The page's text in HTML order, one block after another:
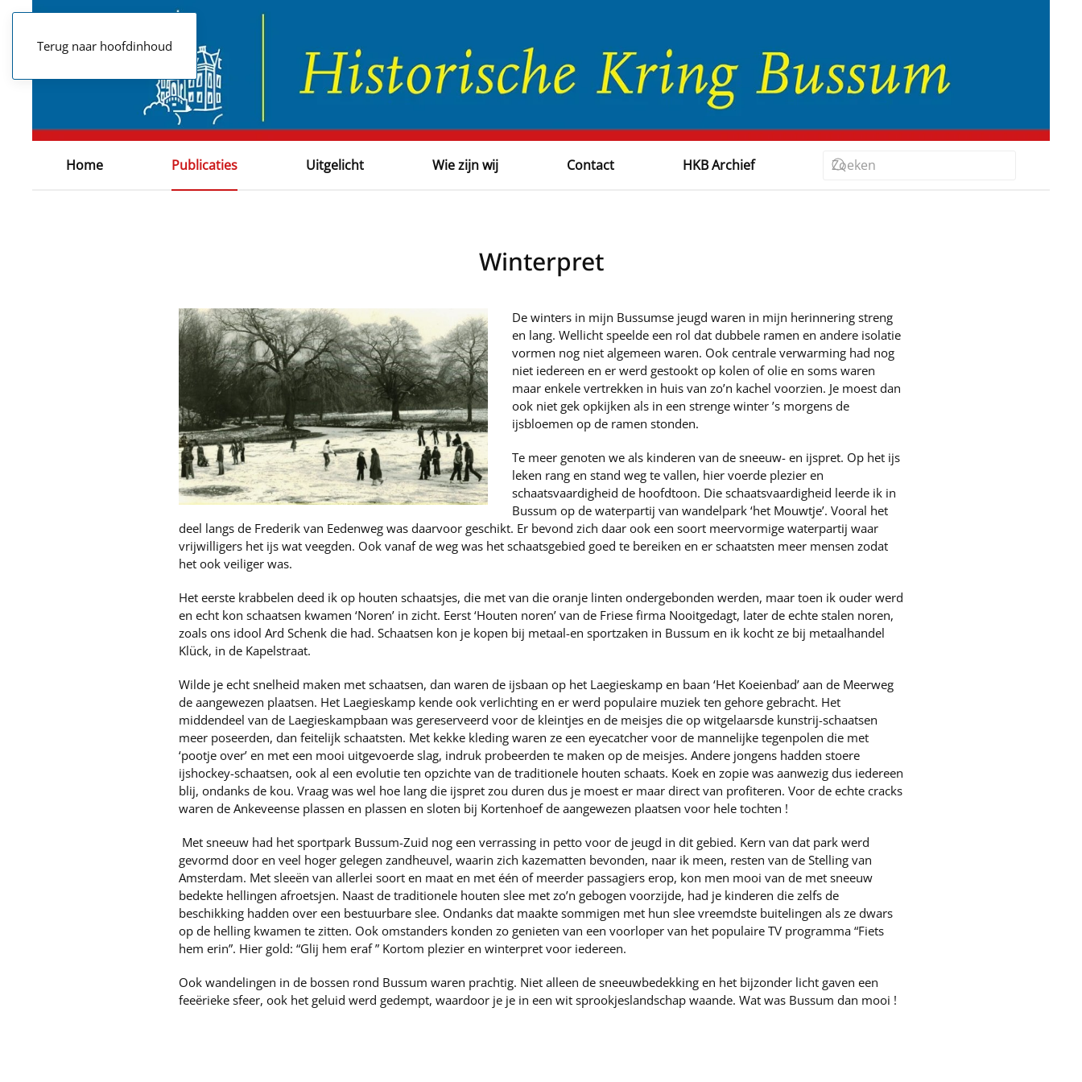
Terug naar hoofdinhoud
Home Publicaties Uitgelicht Wie zijn wij Contact HKB Archief
Winterpret
De winters in mijn Bussumse jeugd waren in mijn herinnering streng
en lang. Wellicht speelde een rol dat dubbele ramen en andere isolatie
vormen nog niet algemeen waren. Ook centrale verwarming had nog
niet iedereen en er werd gestookt op kolen of olie en soms waren
maar enkele vertrekken in huis van zo’n kachel voorzien. Je moest dan
ook niet gek opkijken als in een strenge winter ’s morgens de
ijsbloemen op de ramen stonden.
Te meer genoten we als kinderen van de sneeuw- en ijspret. Op het ijs
leken rang en stand weg te vallen, hier voerde plezier en
schaatsvaardigheid de hoofdtoon. Die schaatsvaardigheid leerde ik in
Bussum op de waterpartij van wandelpark ‘het Mouwtje’. Vooral het
deel langs de Frederik van Eedenweg was daarvoor geschikt. Er bevond zich daar ook een soort meervormige waterpartij waar
vrijwilligers het ijs wat veegden. Ook vanaf de weg was het schaatsgebied goed te bereiken en er schaatsten meer mensen zodat
het ook veiliger was.
Het eerste krabbelen deed ik op houten schaatsjes, die met van die oranje linten ondergebonden werden, maar toen ik ouder werd
en echt kon schaatsen kwamen ‘Noren’ in zicht. Eerst ‘Houten noren’ van de Friese firma Nooitgedagt, later de echte stalen noren,
zoals ons idool Ard Schenk die had. Schaatsen kon je kopen bij metaal-en sportzaken in Bussum en ik kocht ze bij metaalhandel
Klück, in de Kapelstraat.
Wilde je echt snelheid maken met schaatsen, dan waren de ijsbaan op het Laegieskamp en baan ‘Het Koeienbad’ aan de Meerweg
de aangewezen plaatsen. Het Laegieskamp kende ook verlichting en er werd populaire muziek ten gehore gebracht. Het
middendeel van de Laegieskampbaan was gereserveerd voor de kleintjes en de meisjes die op witgelaarsde kunstrij-schaatsen
meer poseerden, dan feitelijk schaatsten. Met kekke kleding waren ze een eyecatcher voor de mannelijke tegenpolen die met
‘pootje over’ en met een mooi uitgevoerde slag, indruk probeerden te maken op de meisjes. Andere jongens hadden stoere
ijshockey-schaatsen, ook al een evolutie ten opzichte van de traditionele houten schaats. Koek en zopie was aanwezig dus iedereen
blij, ondanks de kou. Vraag was wel hoe lang die ijspret zou duren dus je moest er maar direct van profiteren. Voor de echte cracks
waren de Ankeveense plassen en plassen en sloten bij Kortenhoef de aangewezen plaatsen voor hele tochten !
Met sneeuw had het sportpark Bussum-Zuid nog een verrassing in petto voor de jeugd in dit gebied. Kern van dat park werd
gevormd door en veel hoger gelegen zandheuvel, waarin zich kazematten bevonden, naar ik meen, resten van de Stelling van
Amsterdam. Met sleeën van allerlei soort en maat en met één of meerder passagiers erop, kon men mooi van de met sneeuw
bedekte hellingen afroetsjen. Naast de traditionele houten slee met zo’n gebogen voorzijde, had je kinderen die zelfs de
beschikking hadden over een bestuurbare slee. Ondanks dat maakte sommigen met hun slee vreemdste buitelingen als ze dwars
op de helling kwamen te zitten. Ook omstanders konden zo genieten van een voorloper van het populaire TV programma “Fiets
hem erin”. Hier gold: “Glij hem eraf ” Kortom plezier en winterpret voor iedereen.
Ook wandelingen in de bossen rond Bussum waren prachtig. Niet alleen de sneeuwbedekking en het bijzonder licht gaven een
feeërieke sfeer, ook het geluid werd gedempt, waardoor je je in een wit sprookjeslandschap waande. Wat was Bussum dan mooi !